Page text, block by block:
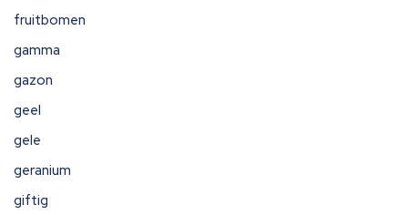
fruitbomen
gamma
gazon
geel
gele
geranium
giftig